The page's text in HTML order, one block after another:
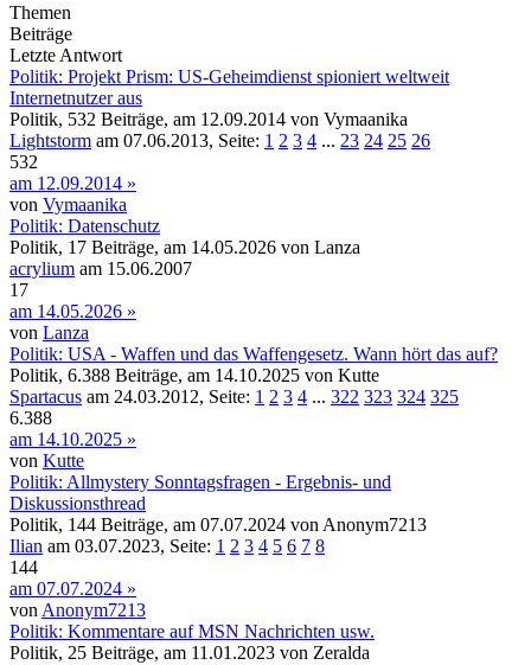
Themen
Beiträge
Letzte Antwort
Politik: Projekt Prism: US-Geheimdienst spioniert weltweit
Internetnutzer aus
Politik, 532 Beiträge, am 12.09.2014 von Vymaanika
Lightstorm am 07.06.2013, Seite: 1 2 3 4 ... 23 24 25 26
532
am 12.09.2014 »
von Vymaanika
Politik: Datenschutz
Politik, 17 Beiträge, am 14.05.2026 von Lanza
acrylium am 15.06.2007
17
am 14.05.2026 »
von Lanza
Politik: USA - Waffen und das Waffengesetz. Wann hört das auf?
Politik, 6.388 Beiträge, am 14.10.2025 von Kutte
Spartacus am 24.03.2012, Seite: 1 2 3 4 ... 322 323 324 325
6.388
am 14.10.2025 »
von Kutte
Politik: Allmystery Sonntagsfragen - Ergebnis- und
Diskussionsthread
Politik, 144 Beiträge, am 07.07.2024 von Anonym7213
Ilian am 03.07.2023, Seite: 1 2 3 4 5 6 7 8
144
am 07.07.2024 »
von Anonym7213
Politik: Kommentare auf MSN Nachrichten usw.
Politik, 25 Beiträge, am 11.01.2023 von Zeralda